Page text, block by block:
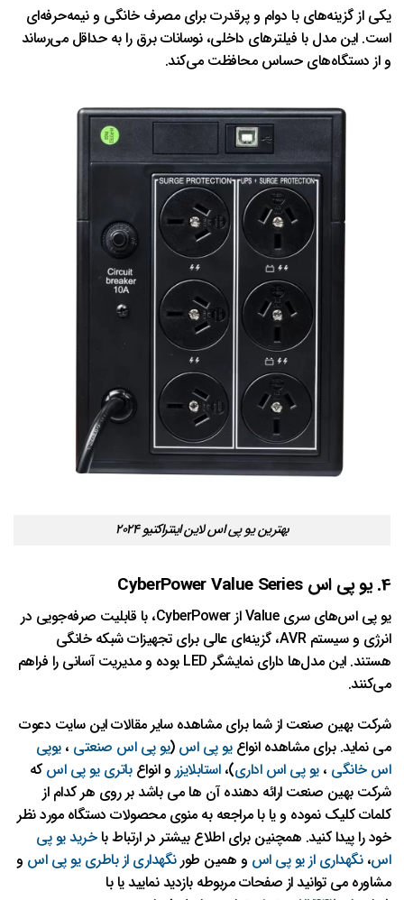
یکی از گزینه‌های با دوام و پرقدرت برای مصرف خانگی و نیمه‌حرفه‌ای
است. این مدل با فیلترهای داخلی، نوسانات برق را به حداقل می‌رساند
و از دستگاه‌های حساس محافظت می‌کند.
بهترین یو پی اس لاین اینتراکتیو ۲۰۲۴
4. یو پی اس CyberPower Value Series
یو پی اس‌های سری Value از CyberPower، با قابلیت صرفه‌جویی در
انرژی و سیستم AVR، گزینه‌ای عالی برای تجهیزات شبکه خانگی
هستند. این مدل‌ها دارای نمایشگر LED بوده و مدیریت آسانی را فراهم
می‌کنند.
شرکت بهین صنعت از شما برای مشاهده سایر مقالات این سایت دعوت
می نماید. برای مشاهده انواعیو پی اس (یو پی اس صنعتی ،یوپی
اس خانگی ،یو پی اس اداری)،استابلایزر و انواع باتری یو پی اس که
شرکت بهین صنعت ارائه دهنده آن ها می باشد بر روی هر کدام از
کلمات کلیک نموده و یا با مراجعه به منوی محصولات دستگاه مورد نظر
خود را پیدا کنید. همچنین برای اطلاع بیشتر در ارتباط باخرید یو پی
اس،نگهداری از یو پی اس و همین طورنگهداری از باطری یو پی اس و
مشاوره می توانید از صفحات مربوطه بازدید نمایید یا با